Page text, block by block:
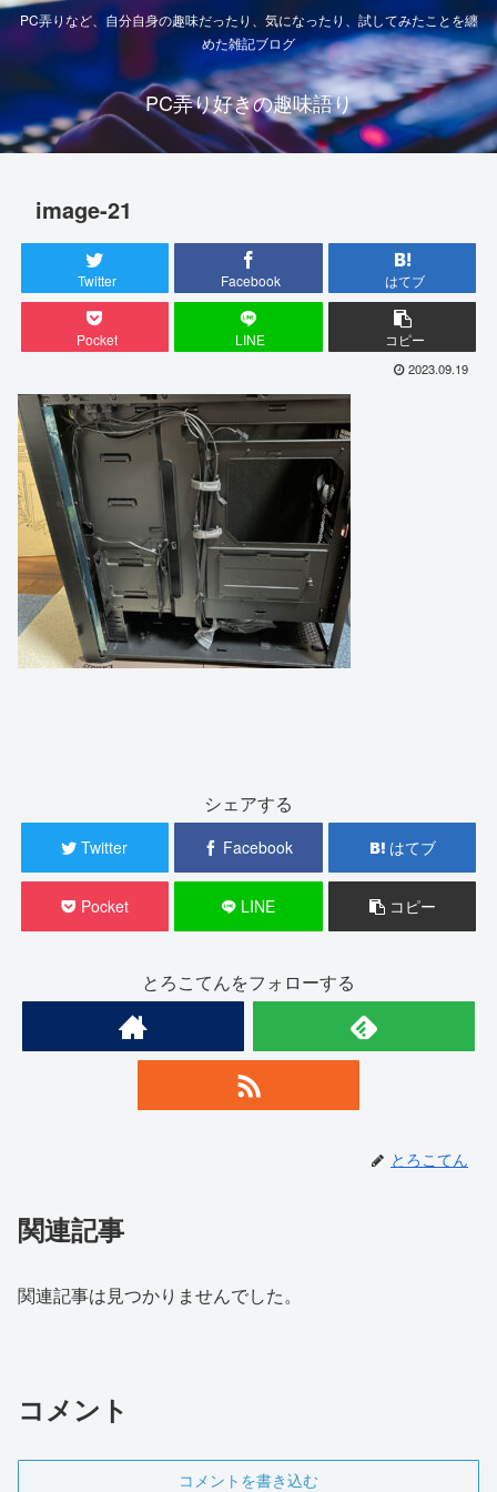
PC弄りなど、自分自身の趣味だったり、気になったり、試してみたことを纏
めた雑記ブログ
PC弄り好きの趣味語り
image-21
Twitter Facebook はてブ
Pocket LINE コピー
2023.09.19
シェアする
Twitter Facebook はてブ
Pocket LINE コピー
とろこてんをフォローする
とろこてん
関連記事
関連記事は見つかりませんでした。
コメント
コメントを書き込む